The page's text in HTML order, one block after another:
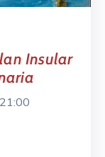
Insular
21:00